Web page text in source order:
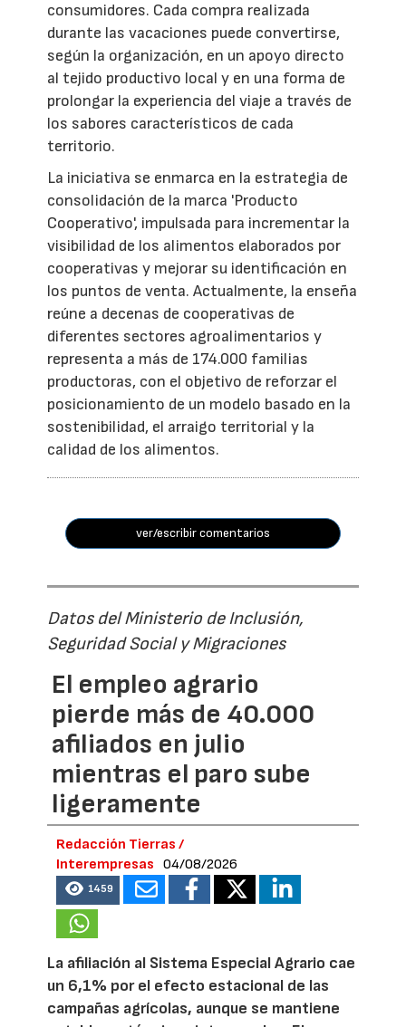
consumidores. Cada compra realizada
durante las vacaciones puede convertirse,
según la organización, en un apoyo directo
al tejido productivo local y en una forma de
prolongar la experiencia del viaje a través de
los sabores característicos de cada
territorio.
La iniciativa se enmarca en la estrategia de
consolidación de la marca 'Producto
Cooperativo', impulsada para incrementar la
visibilidad de los alimentos elaborados por
cooperativas y mejorar su identificación en
los puntos de venta. Actualmente, la enseña
reúne a decenas de cooperativas de
diferentes sectores agroalimentarios y
representa a más de 174.000 familias
productoras, con el objetivo de reforzar el
posicionamiento de un modelo basado en la
sostenibilidad, el arraigo territorial y la
calidad de los alimentos.
ver/escribir comentarios
Datos del Ministerio de Inclusión,
Seguridad Social y Migraciones
El empleo agrario
pierde más de 40.000
afiliados en julio
mientras el paro sube
ligeramente
Redacción Tierras /
Interempresas
04/08/2026
1459
La afiliación al Sistema Especial Agrario cae
un 6,1% por el efecto estacional de las
campañas agrícolas, aunque se mantiene